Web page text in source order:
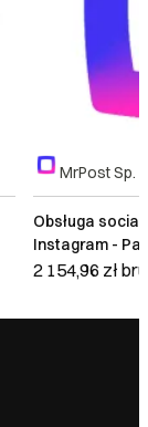
MrPost Sp.
Obsługa
Instagram -
2 154,96 zł